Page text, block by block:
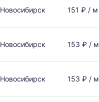
Новосибирск 151 ₽ / м
Новосибирск 153 ₽ / м
Новосибирск 153 ₽ / м